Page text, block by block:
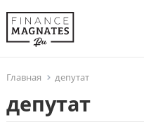
Главная депутат
депутат